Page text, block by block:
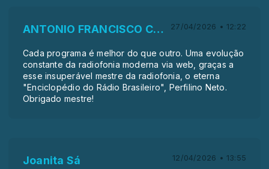
ANTONIO FRANCISCO COSTA 27/04/2026 • 12:22
Cada programa é melhor do que outro. Uma evolução
constante da radiofonia moderna via web, graças a
esse insuperável mestre da radiofonia, o eterna
"Enciclopédio do Rádio Brasileiro", Perfilino Neto.
Obrigado mestre!
Joanita Sá 12/04/2026 • 13:55